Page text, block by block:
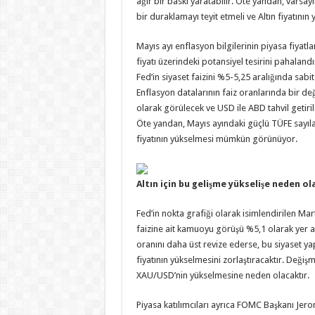
bir duraklamayı teyit etmeli ve Altın fiyatının
Mayıs ayı enflasyon bilgilerinin piyasa
fiyatı üzerindeki potansiyel tesirini
Fed’in siyaset faizini %5-5,25 aralığında
Enflasyon datalarının faiz oranlarında bir
olarak görülecek ve USD ile ABD tahvil
Öte yandan, Mayıs ayındaki güçlü TÜFE
fiyatının yükselmesi mümkün görünüyor.
Altın için bu gelişme yükselişe neden
Fed’in nokta grafiği olarak isimlendirilen Mart
faizine ait kamuoyu görüşü %5,1 olarak yer
oranını daha üst revize ederse, bu siyaset
fiyatının yükselmesini zorlaştıracaktır.
XAU/USD’nin yükselmesine neden olacaktır.
Piyasa katılımcıları ayrıca FOMC Başkanı